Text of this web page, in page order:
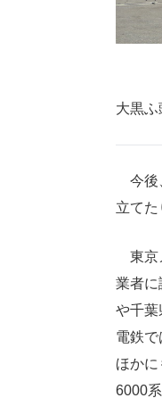
大黒
今後
立て
東京
業者に
や千葉
電鉄
ほか
6000